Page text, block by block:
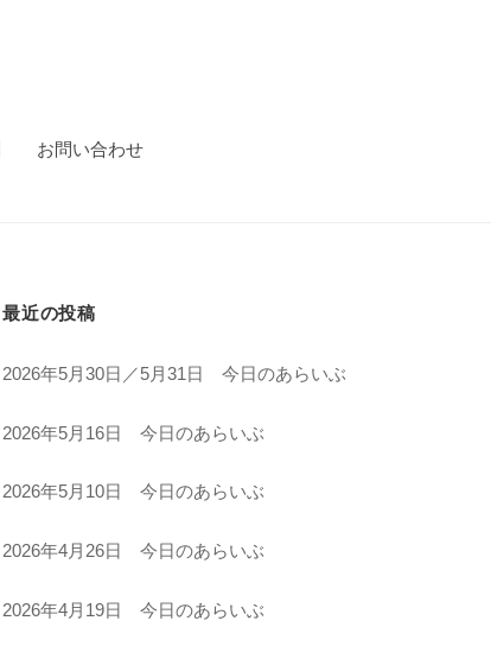
お問い合わせ
最近の投稿
2026年5月30日／5月31日 今日のあらいぶ
2026年5月16日 今日のあらいぶ
2026年5月10日 今日のあらいぶ
2026年4月26日 今日のあらいぶ
2026年4月19日 今日のあらいぶ